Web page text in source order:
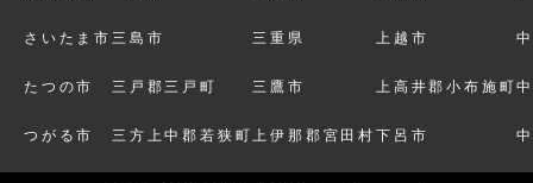
さいたま市
たつの市
つがる市
三島市
三戸郡三戸町
三方上中郡若狭町
三重県
三鷹市
上伊那郡宮田村
上越市
上高井郡小布施町
下呂市